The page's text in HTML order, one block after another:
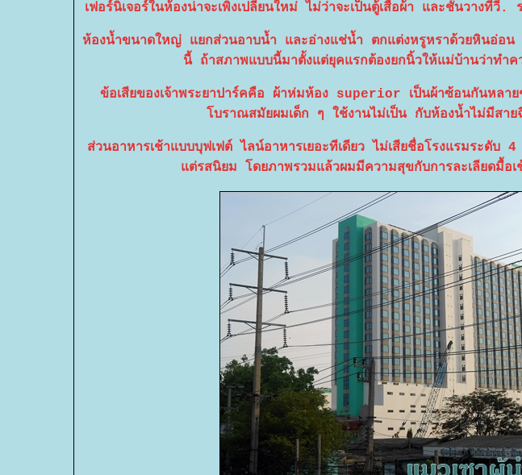
เฟอร์นิเจอร์ในห้องน่าจะเพิ่งเปลี่ยนใหม่ ไม่ว่าจะเป็นตู้เสื้อผ้า และชั้นวางที
ห้องน้ำขนาดใหญ่ แยกส่วนอาบน้ำ และอ่างแช่น้ำ ตกแต่งหรูหราด้วยหินอ่อ
นี้ ถ้าสภาพแบบนี้มาตั้งแต่ยุคแรกต้องยกนิ้วให้แม่บ้านว่าทำค
ข้อเสียของเจ้าพระยาปาร์คคือ ผ้าห่มห้อง superior เป็นผ้าซ้อนกันหลา
บราณสมัยผมเด็ก ๆ ใช้งานไม่เป็น กับห้องน้ำไม่มีสา
ส่วนอาหารเช้าแบบบุฟเฟต์ ไลน์อาหารเยอะทีเดียว ไม่เสียชื่อโรงแรมระดับ
ต่รสนิยม โดยภาพรวมแล้วผมมีความสุขกับการละเลียดมื้อเ